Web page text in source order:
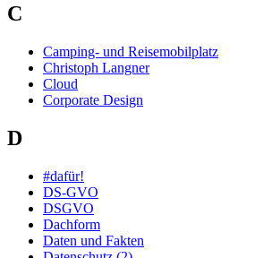
C
Camping- und Reisemobilplatz
Christoph Langner
Cloud
Corporate Design
D
#dafür!
DS-GVO
DSGVO
Dachform
Daten und Fakten